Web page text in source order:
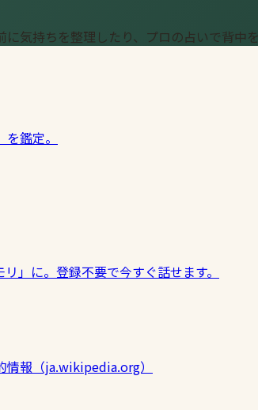
気持ちを整理したり、プロの占いで背中
鑑定。
」に。登録不要で今すぐ話せます。
情報（ja.wikipedia.org）